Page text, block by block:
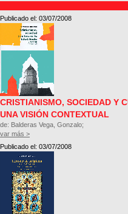
Publicado el: 03/07/2008
CRISTIANISMO, SOCIEDAD Y
UNA VISIÓN CONTEXTUAL
de: Balderas Vega, Gonzalo;
var más >
Publicado el: 03/07/2008